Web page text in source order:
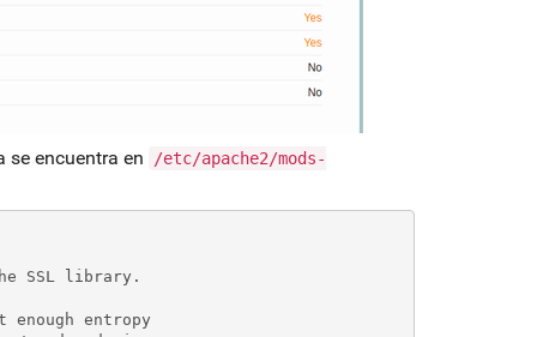
se encuentra en /etc/apache2/mods-